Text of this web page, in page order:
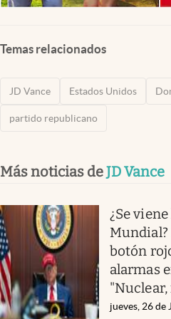
Temas relacionados
JD Vance Estados Unidos
partido republicano
Más noticias deJD Vance
¿Se
botón
alarmas
jueves, 26 de